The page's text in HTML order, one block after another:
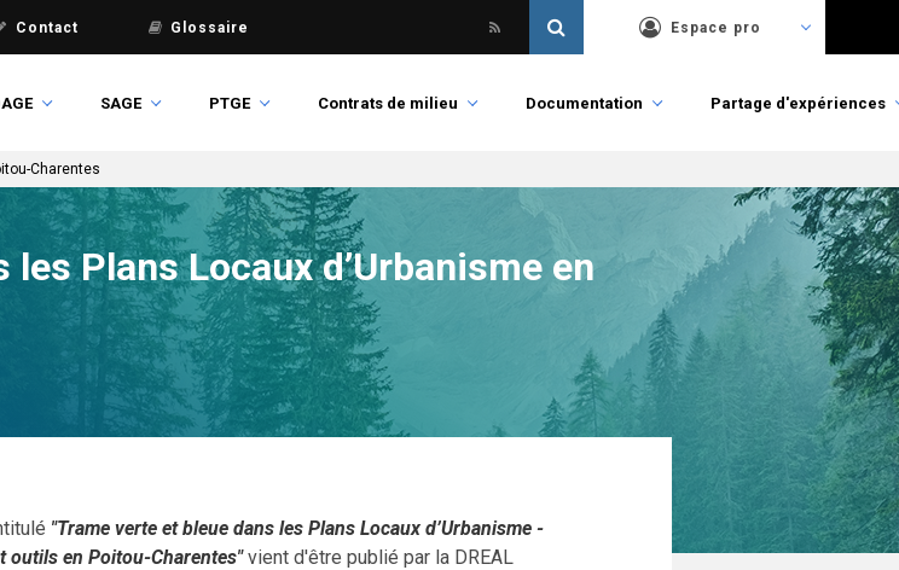
Contact Glossaire Espace pro
SAGE PTGE Contrats de milieu Documentation Partage d'expériences
Charentes
Plans Locaux d’Urbanisme en
"Trame verte et bleue dans les Plans Locaux d’Urbanisme -
outils en Poitou-Charentes"vient d'être publié par la DREAL